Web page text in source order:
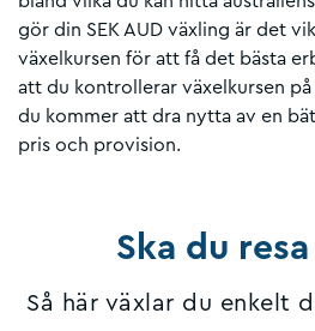
gör din SEK AUD växling är det
växelkursen för att få det bästa
att du kontrollerar växelkursen
du kommer att dra nytta av en
pris och provision.
Ska du
Så här växlar du enkelt